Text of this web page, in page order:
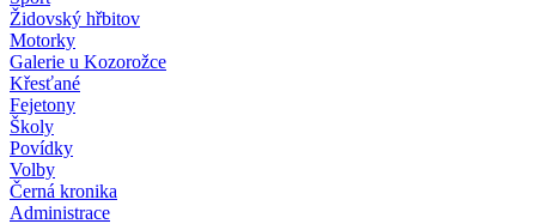
Židovský hřbitov
Motorky
Galerie u Kozorožce
Křesťané
Fejetony
Školy
Povídky
Volby
Černá kronika
Administrace